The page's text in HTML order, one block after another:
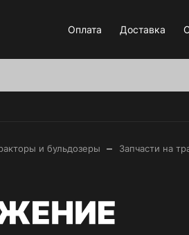
Оплата Доставка
и бульдозеры – Запчасти на